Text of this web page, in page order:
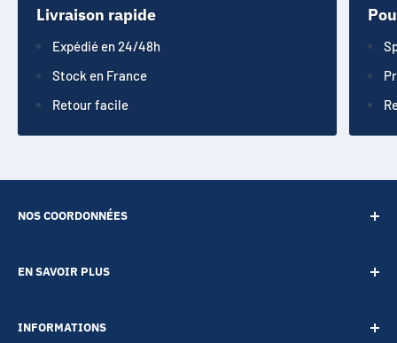
INR-18650-CE
LGAAMF11865
LGAAS31865
LGAAS31865
LGAAS41865
LGABB41865
LGABE11865
Livraison rapide
Expédié en 24/48h
Stock en France
Retour facile
NOS COORDONNÉES
EN SAVOIR PLUS
A propos
INFORMATIONS